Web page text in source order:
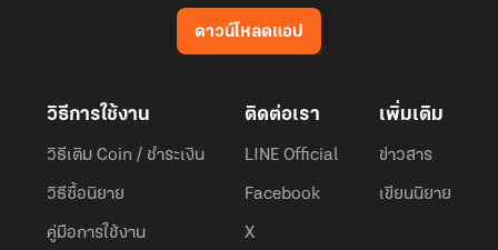
ดาวน์โหลดแอป
วิธีการใช้งาน
วิธีเติม Coin / ชำระเงิน
วิธีซื้อนิยาย
คู่มือการใช้งาน
ติดต่อเรา
LINE Official
Facebook
X
เพิ่มเติม
ข่าวสาร
เขียนนิยาย